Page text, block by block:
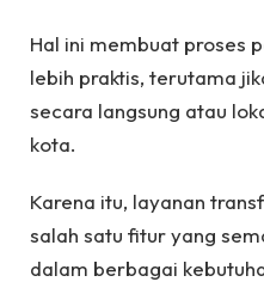
Hal ini membuat proses
lebih praktis, terutama
secara langsung atau
kota.
Karena itu, layanan
salah satu fitur yang
dalam berbagai